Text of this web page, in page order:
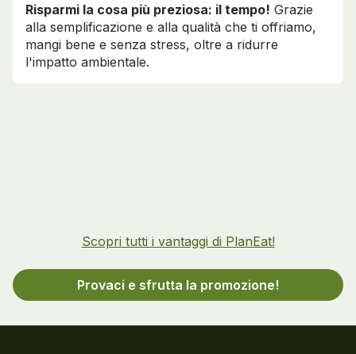
Risparmi la cosa più preziosa: il tempo! Grazie
alla semplificazione e alla qualità che ti offriamo,
mangi bene e senza stress, oltre a ridurre
l'impatto ambientale.
Scopri tutti i vantaggi di PlanEat!
Provaci e sfrutta la promozione!